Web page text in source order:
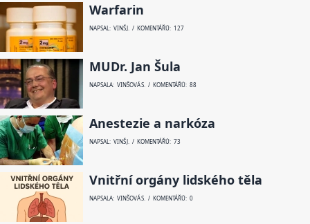
Warfarin
NAPSAL: VINŠ J. / KOMENTÁŘŮ: 127
MUDr. Jan Šula
NAPSALA: VINŠOVÁ S. / KOMENTÁŘŮ: 88
Anestezie a narkóza
NAPSAL: VINŠ J. / KOMENTÁŘŮ: 73
Vnitřní orgány lidského těla
NAPSALA: VINŠOVÁ S. / KOMENTÁŘŮ: 0